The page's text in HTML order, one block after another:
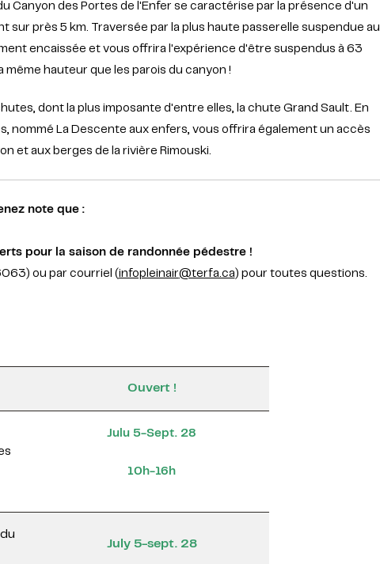
Canyon des Portes de l'Enfer se caractérise par la présence d'un
près 5 km. Traversée par la plus haute passerelle suspendue au
encaissée et vous offrira l'expérience d'être suspendus à 63
même hauteur que les parois du canyon !
dont la plus imposante d'entre elles, la chute Grand Sault. En
nommé La Descente aux enfers, vous offrira également un accès
et aux berges de la rivière Rimouski.
note que :
pour la saison de randonnée pédestre !
) ou par courriel (infopleinair@terfa.ca) pour toutes questions.
Ouvert !
Julu 5-Sept. 28
10h-16h
July 5-sept. 28